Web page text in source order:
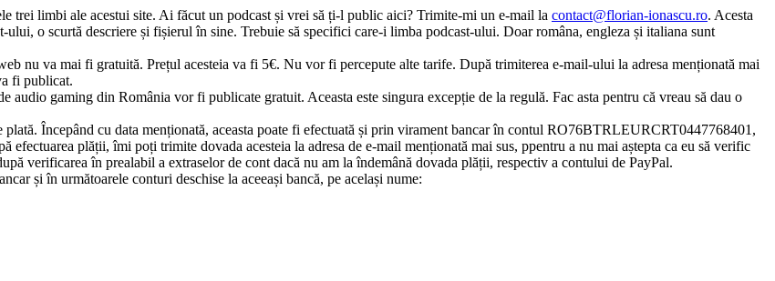
trei limbi ale acestui site. Ai făcut un podcast și vrei să ți-l public aici? Trimite-mi un e-mail la contact@florian-ionascu.ro. Acesta
o scurtă descriere și fișierul în sine. Trebuie să specifici care-i limba podcast-ului. Doar româna, engleza și italiana sunt
nu va mai fi gratuită. Prețul acesteia va fi 5€. Nu vor fi percepute alte tarife. După trimiterea e-mail-ului la adresa menționată mai
fi publicat.
gaming din România vor fi publicate gratuit. Aceasta este singura excepție de la regulă. Fac asta pentru că vreau să dau o
Începând cu data menționată, aceasta poate fi efectuată și prin virament bancar în contul RO76BTRLEURCRT0447768401,
plății, îmi poți trimite dovada acesteia la adresa de e-mail menționată mai sus, ppentru a nu mai aștepta ca eu să verific
verificarea în prealabil a extraselor de cont dacă nu am la îndemână dovada plății, respectiv a contului de PayPal.
și în următoarele conturi deschise la aceeași bancă, pe același nume: